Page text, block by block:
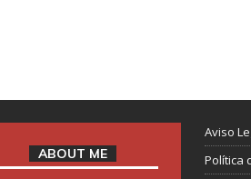
ABOUT ME
Aviso
Política